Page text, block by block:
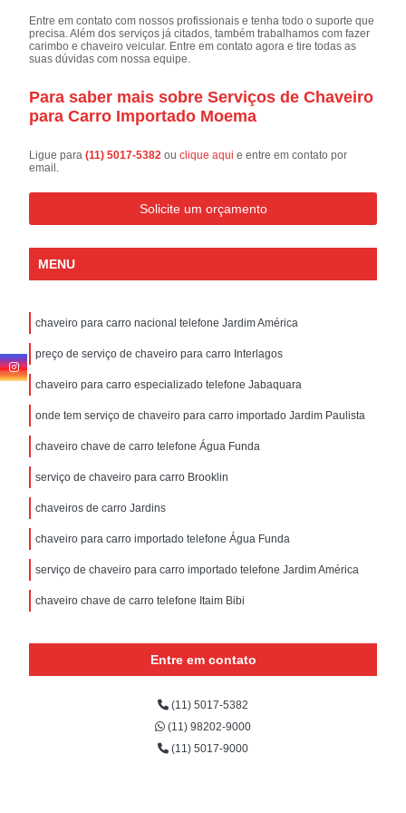
Entre em contato com nossos profissionais e tenha todo o suporte que
precisa. Além dos serviços já citados, também trabalhamos com fazer
carimbo e chaveiro veicular. Entre em contato agora e tire todas as
suas dúvidas com nossa equipe.
Para saber mais sobre Serviços de Chaveiro
para Carro Importado Moema
Ligue para(11) 5017-5382ouclique aqui e entre em contato por
email.
Solicite um orçamento
MENU
chaveiro para carro nacional telefone Jardim América
preço de serviço de chaveiro para carro Interlagos
chaveiro para carro especializado telefone Jabaquara
onde tem serviço de chaveiro para carro importado Jardim Paulista
chaveiro chave de carro telefone Água Funda
serviço de chaveiro para carro Brooklin
chaveiros de carro Jardins
chaveiro para carro importado telefone Água Funda
serviço de chaveiro para carro importado telefone Jardim América
chaveiro chave de carro telefone Itaim Bibi
Entre em contato
(11) 5017-5382
(11) 98202-9000
(11) 5017-9000